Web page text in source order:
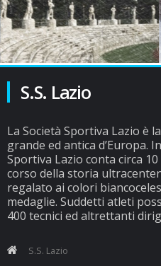
S.S. Lazio
La Società Sportiva Lazio è
grande ed antica d’Europa.
Sportiva Lazio conta circa
corso della storia
regalato ai colori
medaglie. Suddetti atleti
400 tecnici ed altrettanti
S.S. Lazio